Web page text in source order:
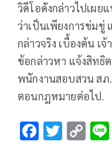
วิดีโอดังกล่าวไปเผย
ว่าเป็นเพียงการข่มขู่
กล่าวจริง เบื้องต้น เ
ข้อกล่าวหา แจ้งสิทธิ
พนักงานสอบสวน สภ
ตอนกฎหมายต่อไป.
F T C